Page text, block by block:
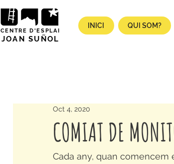
CENTRE D'ESPLAI
JOAN SUÑOL
INICI QUI SOM?
COMIAT DE
Oct 4, 2020
Cada any, quan comencem